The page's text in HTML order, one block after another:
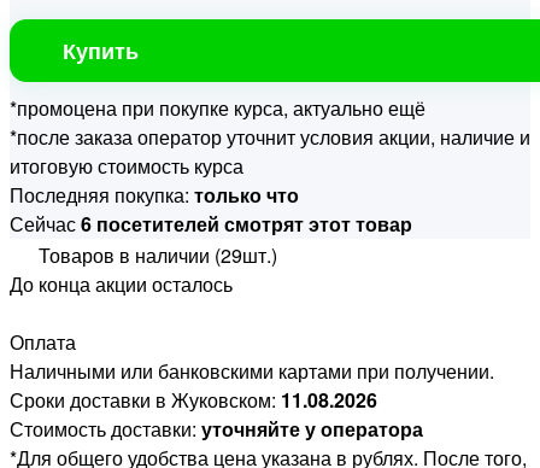
Купить
*промоцена при покупке курса, актуально ещё
*после заказа оператор уточнит условия акции, наличие и
итоговую стоимость курса
Последняя покупка: только что
Сейчас6 посетителей смотрят этот товар
Товаров в наличии (29шт.)
До конца акции осталось
Оплата
Наличными или банковскими картами при получении.
Сроки доставки в Жуковском: 11.08.2026
Стоимость доставки: уточняйте у оператора
*Для общего удобства цена указана в рублях. После того,